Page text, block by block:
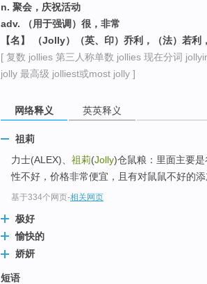
n. 聚会，庆祝活动
adv. （用于强调）很，非常
【名】 （Jolly）（英、印）乔利，（法）若利
[ 复数 jollies 第三人称单数 jollies 现在分词
jolly 最高级 jolliest或most jolly ]
网络释义 英英释义
祖莉
力士(ALEX)、 祖莉(Jolly)仓鼠粮：里面主要
性不好，价格非常便宜，且有对鼠鼠不好的添
基于334个网页-相关网页
极好
愉快的
娇妍
短语